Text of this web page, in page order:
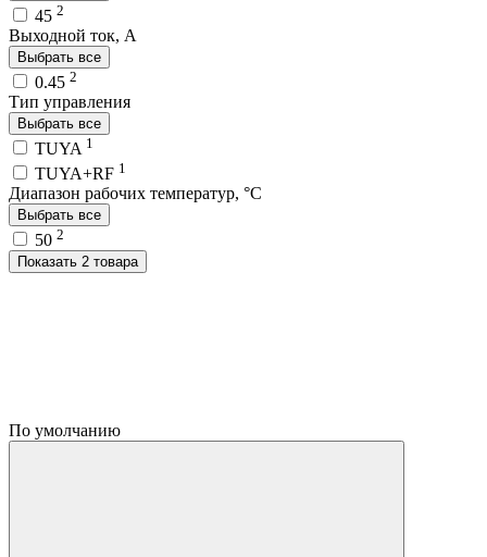
45 2
Выходной ток, A
Выбрать все
0.45 2
Тип управления
Выбрать все
TUYA 1
TUYA+RF 1
Диапазон рабочих температур, °C
Выбрать все
50 2
Показать 2 товара
По умолчанию